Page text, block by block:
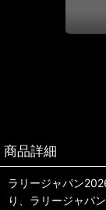
商品詳細
ラリージャパン
り、ラリージャパ